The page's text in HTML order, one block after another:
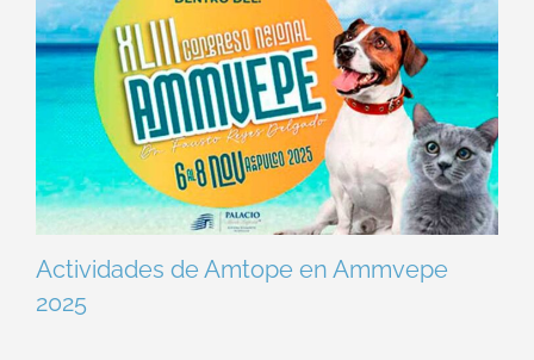
Actividades de Amtope en Ammvepe
2025